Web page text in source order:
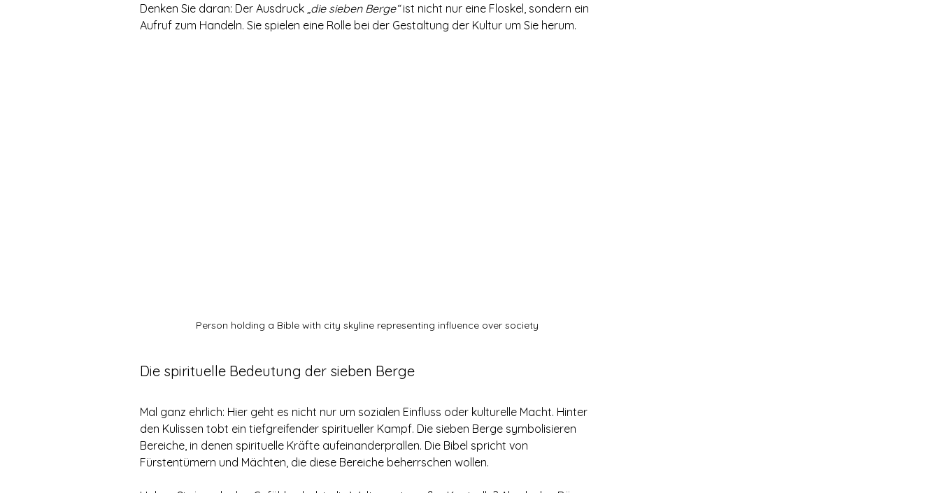
Denken Sie daran: Der Ausdruck „die sieben Berge“ ist nicht nur eine Floskel, sondern ein
Aufruf zum Handeln. Sie spielen eine Rolle bei der Gestaltung der Kultur um Sie herum.
Person holding a Bible with city skyline representing influence over society
Die spirituelle Bedeutung der sieben Berge
Mal ganz ehrlich: Hier geht es nicht nur um sozialen Einfluss oder kulturelle Macht. Hinter
den Kulissen tobt ein tiefgreifender spiritueller Kampf. Die sieben Berge symbolisieren
Bereiche, in denen spirituelle Kräfte aufeinanderprallen. Die Bibel spricht von
Fürstentümern und Mächten, die diese Bereiche beherrschen wollen.